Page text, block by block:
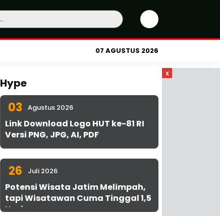
07 AGUSTUS 2026
x
Hype
03 Agustus 2026
Link Download Logo HUT ke-81 RI
Versi PNG, JPG, AI, PDF
26 Juli 2026
Potensi Wisata Jatim Melimpah,
tapi Wisatawan Cuma Tinggal 1,5
Hari